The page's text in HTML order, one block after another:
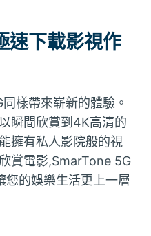
下載影視作
樣帶來崭新的體驗。
瞬間欣賞到4K高清的
擁有私人影院般的視
賞電影,SmarTone 5G
的娛樂生活更上一層